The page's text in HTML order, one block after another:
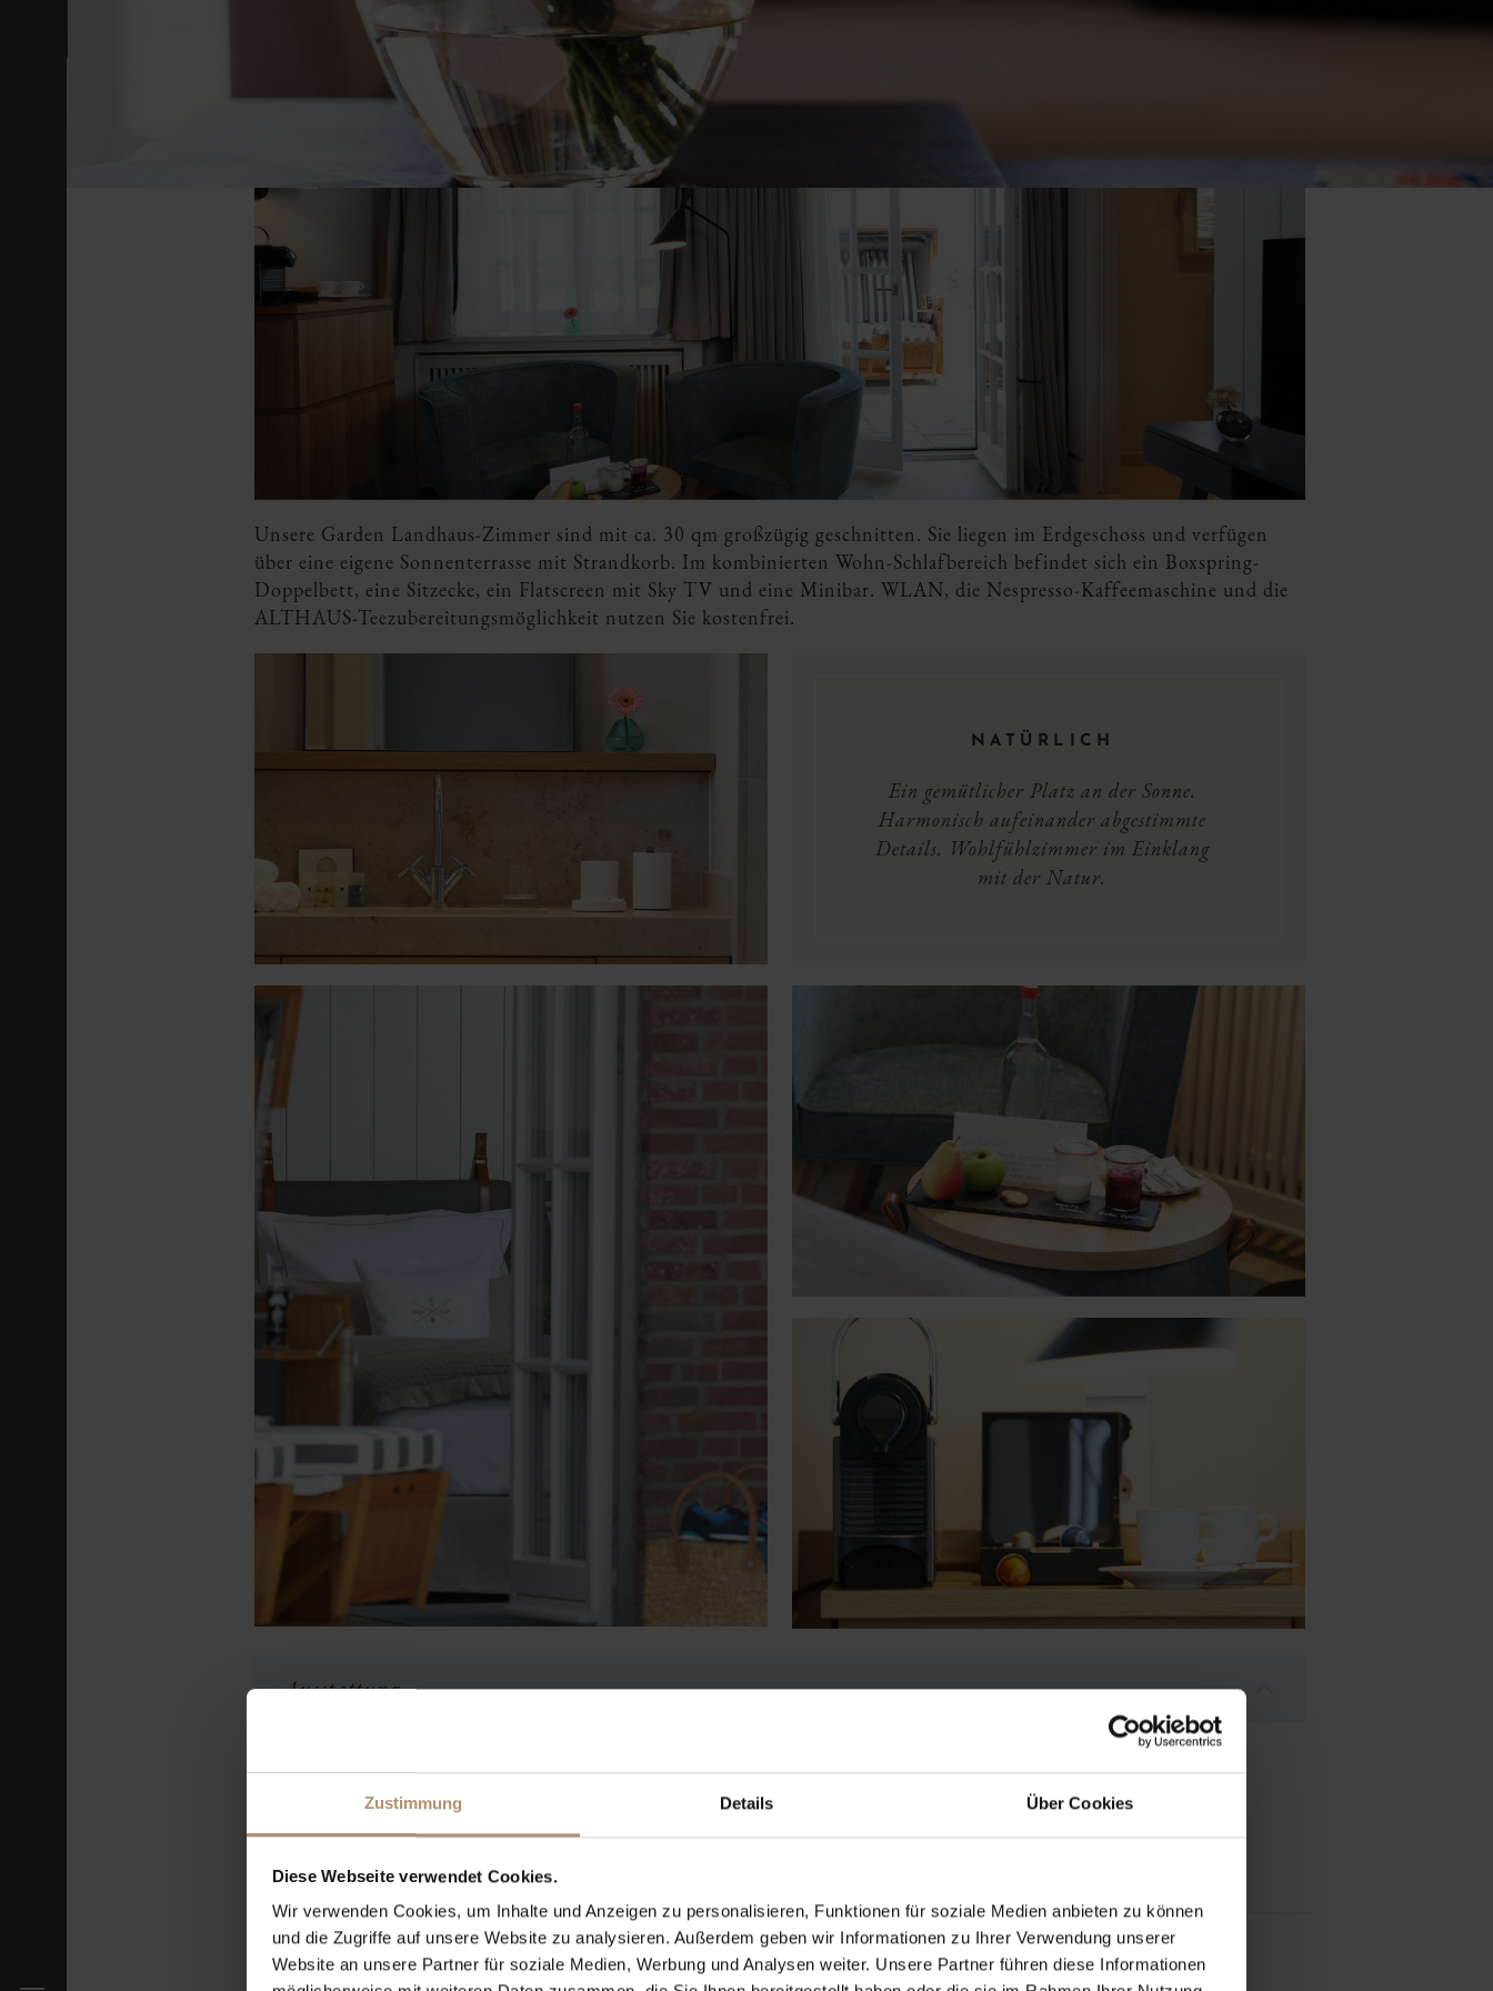
Zustimmung Details Über Cookies
Diese Webseite verwendet Cookies.
Wir verwenden Cookies, um Inhalte und Anzeigen zu personalisieren, Funktionen für soziale Medien anbieten zu können
und die Zugriffe auf unsere Website zu analysieren. Außerdem geben wir Informationen zu Ihrer Verwendung unserer
Website an unsere Partner für soziale Medien, Werbung und Analysen weiter. Unsere Partner führen diese Informationen
Unsere Garden Landhaus-Zimmer sind mit ca. 30 qm großzügig geschnitten. Sie liegen im Erdgeschoss und verfügen
über eine eigene Sonnenterrasse mit Strandkorb. Im kombinierten Wohn-Schlafbereich befindet sich ein Boxspring-
Doppelbett, eine Sitzecke, ein Flatscreen mit Sky TV und eine Minibar. WLAN, die Nespresso-Kaffeemaschine und die
ALTHAUS-Teezubereitungsmöglichkeit nutzen Sie kostenfrei.
NATÜRLICH
Ein gemütlicher Platz an der Sonne.
Harmonisch aufeinander abgestimmte
Details. Wohlfühlzimmer im Einklang
mit der Natur.
Ausstattung
Schlafbereich